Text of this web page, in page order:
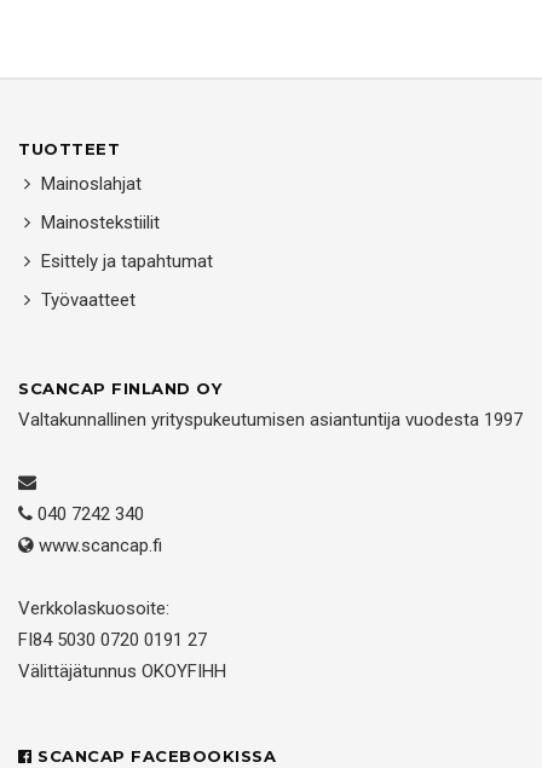
TUOTTEET
Mainoslahjat
Mainostekstiilit
Esittely ja tapahtumat
Työvaatteet
SCANCAP FINLAND OY
Valtakunnallinen yrityspukeutumisen asiantuntija vuodesta 1997
040 7242 340
www.scancap.fi
Verkkolaskuosoite:
FI84 5030 0720 0191 27
Välittäjätunnus OKOYFIHH
SCANCAP FACEBOOKISSA